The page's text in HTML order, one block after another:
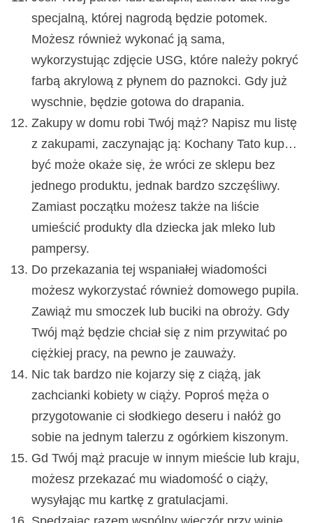
specjalną, której nagrodą będzie potomek.
Możesz również wykonać ją sama,
wykorzystując zdjęcie USG, które należy pokryć
farbą akrylową z płynem do paznokci. Gdy już
wyschnie, będzie gotowa do drapania.
Zakupy w domu robi Twój mąż? Napisz mu listę
z zakupami, zaczynając ją: Kochany Tato kup…
być może okaże się, że wróci ze sklepu bez
jednego produktu, jednak bardzo szczęśliwy.
Zamiast początku możesz także na liście
umieścić produkty dla dziecka jak mleko lub
pampersy.
Do przekazania tej wspaniałej wiadomości
możesz wykorzystać również domowego pupila.
Zawiąż mu smoczek lub buciki na obroży. Gdy
Twój mąż będzie chciał się z nim przywitać po
ciężkiej pracy, na pewno je zauważy.
Nic tak bardzo nie kojarzy się z ciążą, jak
zachcianki kobiety w ciąży. Poproś męża o
przygotowanie ci słodkiego deseru i nałóż go
sobie na jednym talerzu z ogórkiem kiszonym.
Gd Twój mąż pracuje w innym mieście lub kraju,
możesz przekazać mu wiadomość o ciąży,
wysyłając mu kartkę z gratulacjami.